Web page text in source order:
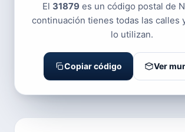
El 31879 es un código postal de
continuación tienes todas las calles
lo utilizan.
Copiar código Ver